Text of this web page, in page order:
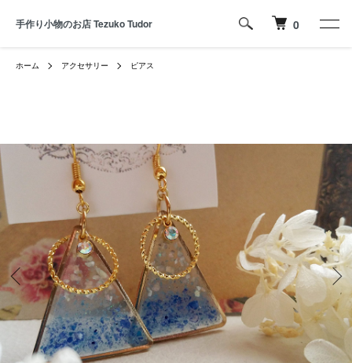
手作り小物のお店 Tezuko Tudor 0
ホーム アクセサリー ピアス